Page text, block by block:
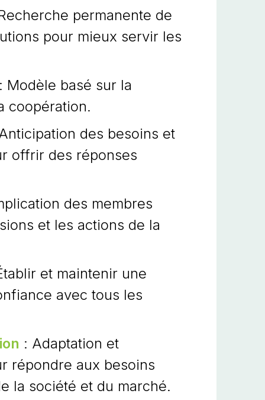
permanente de
pour mieux servir les
: Modèle basé sur la
coopération.
des besoins et
offrir des réponses
des membres
et les actions de la
et maintenir une
avec tous les
: Adaptation et
répondre aux besoins
la société et du marché.